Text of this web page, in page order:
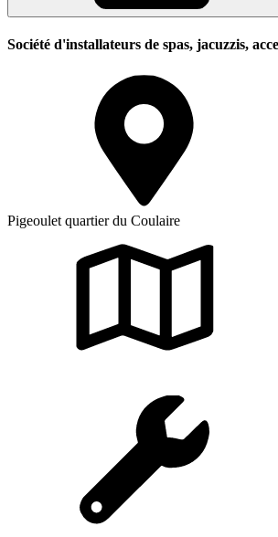
Société d'installateurs de spas, jacuzzis,
Pigeoulet quartier du Coulaire